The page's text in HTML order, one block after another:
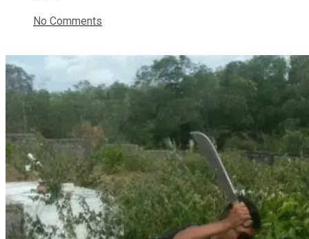
No Comments